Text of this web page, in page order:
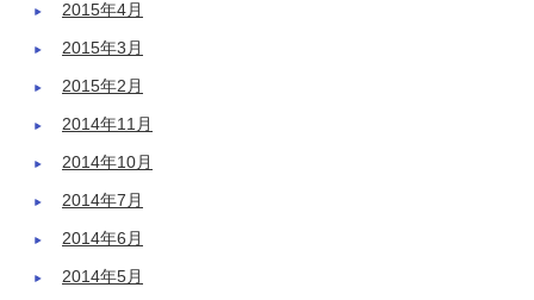
2015年4月
2015年3月
2015年2月
2014年11月
2014年10月
2014年7月
2014年6月
2014年5月